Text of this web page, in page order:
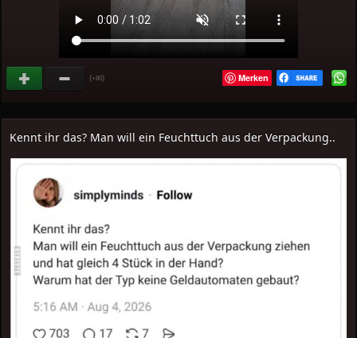
(+80) Merken
Kennt ihr das? Man will ein Feuchttuch aus der Verpackung..